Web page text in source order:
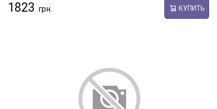
1823 КУПИТЬ